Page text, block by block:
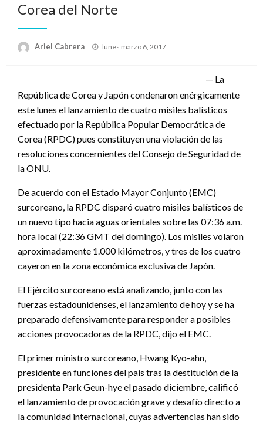
Corea del Norte
Ariel Cabrera
Publicado
lunes marzo 6, 2017
— La
República de Corea y Japón condenaron enérgicamente
este lunes el lanzamiento de cuatro misiles balísticos
efectuado por la República Popular Democrática de
Corea (RPDC) pues constituyen una violación de las
resoluciones concernientes del Consejo de Seguridad de
la ONU.
De acuerdo con el Estado Mayor Conjunto (EMC)
surcoreano, la RPDC disparó cuatro misiles balísticos de
un nuevo tipo hacia aguas orientales sobre las 07:36 a.m.
hora local (22:36 GMT del domingo). Los misiles volaron
aproximadamente 1.000 kilómetros, y tres de los cuatro
cayeron en la zona económica exclusiva de Japón.
El Ejército surcoreano está analizando, junto con las
fuerzas estadounidenses, el lanzamiento de hoy y se ha
preparado defensivamente para responder a posibles
acciones provocadoras de la RPDC, dijo el EMC.
El primer ministro surcoreano, Hwang Kyo-ahn,
presidente en funciones del país tras la destitución de la
presidenta Park Geun-hye el pasado diciembre, calificó
el lanzamiento de provocación grave y desafío directo a
la comunidad internacional, cuyas advertencias han sido